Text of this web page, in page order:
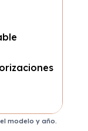
modelo y año.